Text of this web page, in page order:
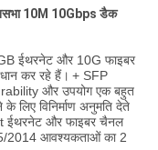
10M 10Gbps डैक
ईथरनेट और 10G फाइबर
कर रहे हैं। + SFP
और उपयोग एक बहुत
लिए विनिर्माण अनुमति देते
ईथरनेट और फाइबर चैनल
5/2014 आवश्यकताओं का 2